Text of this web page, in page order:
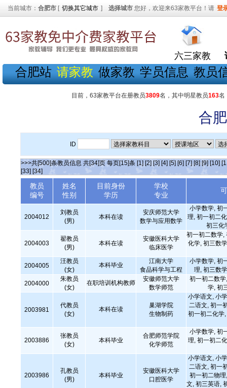
当前城市： 合肥市 [ 切换其它城市 ] 选择城市 您好，欢迎来63家教平台！请 登
六三家教
合肥站 请家教 做家教 学员信息 教员
目前，63家教平台在册教员3809名，其中明星教员163名
合
ID
>>>共[500]条教员信息 共[34]页 每页[15]条 [1] [2] [3] [4] [5] [6] [7] [8] [9] [10]
[33] [34]
教员
编号
姓名
性别
目前身份
学历
学校
专业
2004012
刘教员
(男)
本科在读
安庆师范大学
数学与应用数学
小学数学, 初
理, 初一初二
初三化
2004003
翟教员
(男)
本科在读
安徽医科大学
临床医学
初一初二数学,
化学, 初三数
2004005
汪教员
(女)
本科毕业
江南大学
食品科学与工程
小学数学, 初
理, 初三数
2004000
朱教员
(女)
在职培训机构教师
安徽师范大学
数学师范
初一初二数
学, 初
2003981
代教员
(女)
本科在读
巢湖学院
生物制药
小学语文, 小
二语文, 初一
初一初二化学
2003886
张教员
(女)
本科毕业
合肥师范学院
化学师范
小学数学, 初
理, 初一初二
2003986
孔教员
(男)
本科毕业
安徽医科大学
口腔医学
小学语文, 小
二语文, 初一
初一初二物
文, 初三英语,